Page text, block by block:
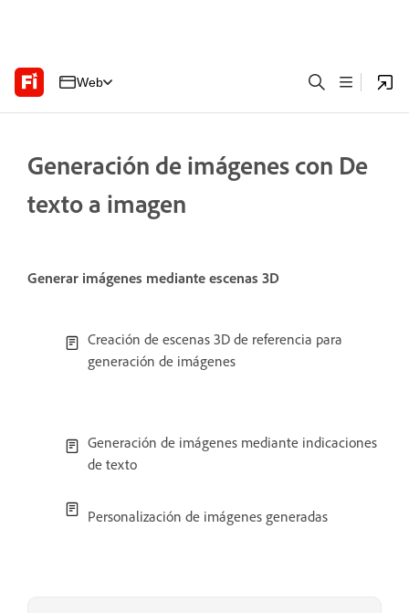
Web
Generación de imágenes con De
texto a imagen
Generar imágenes mediante escenas 3D
Creación de escenas 3D de referencia para
generación de imágenes
Generación de imágenes mediante indicaciones
de texto
Personalización de imágenes generadas